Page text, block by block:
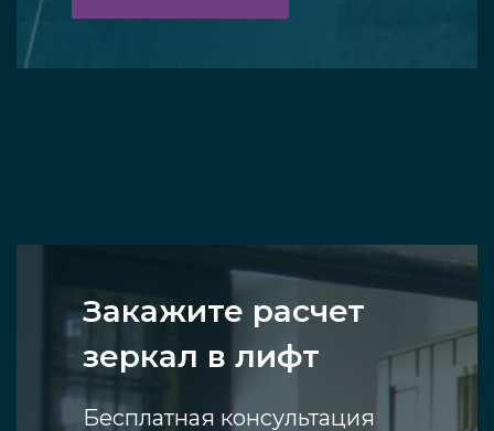
Закажите расчет
зеркал в лифт
Бесплатная консультация